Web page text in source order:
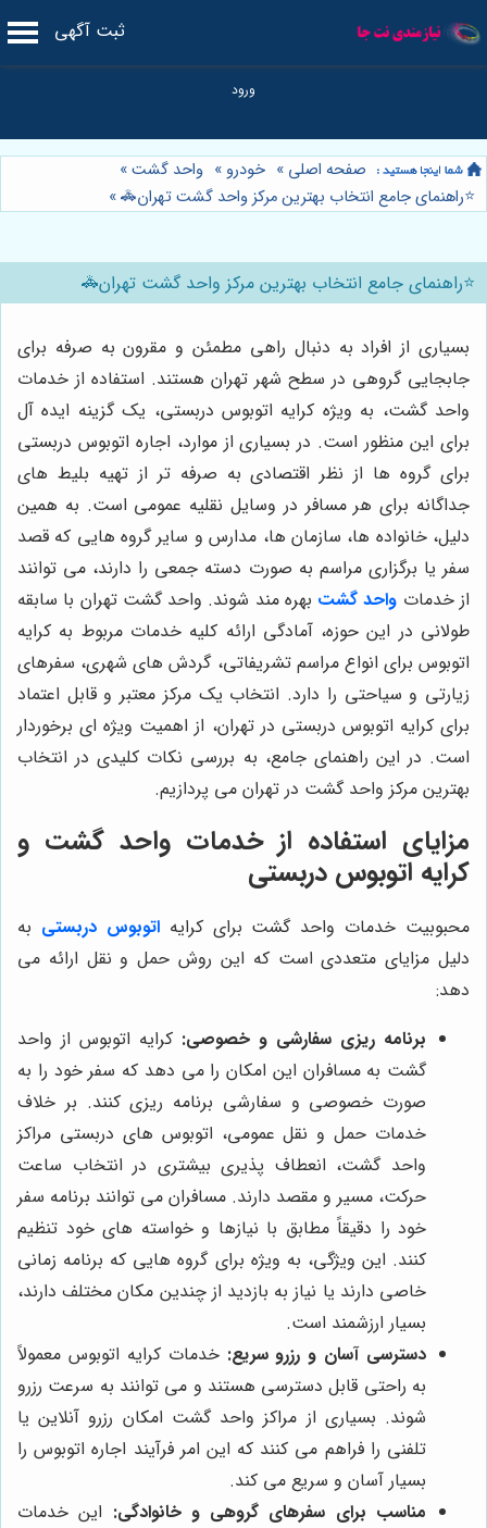
ثبت آگهی
صفحه اصلی » خودرو » واحد گشت»
⭐️راهنمای جامع انتخاب بهترین مرکز واحد گشت تهران🚓»
⭐️راهنمای جامع انتخاب بهترین مرکز واحد گشت تهران🚓
بسیاری از افراد به دنبال راهی مطمئن و مقرون به صرفه برای
جابجایی گروهی در سطح شهر تهران هستند. استفاده از خدمات
واحد گشت، به ویژه کرایه اتوبوس دربستی، یک گزینه ایده آل
برای این منظور است. در بسیاری از موارد، اجاره اتوبوس دربستی
برای گروه ها از نظر اقتصادی به صرفه تر از تهیه بلیط های
جداگانه برای هر مسافر در وسایل نقلیه عمومی است. به همین
دلیل، خانواده ها، سازمان ها، مدارس و سایر گروه هایی که قصد
سفر یا برگزاری مراسم به صورت دسته جمعی را دارند، می توانند
از خدمات واحد گشت بهره مند شوند. واحد گشت تهران با سابقه
طولانی در این حوزه، آمادگی ارائه کلیه خدمات مربوط به کرایه
اتوبوس برای انواع مراسم تشریفاتی، گردش های شهری، سفرهای
زیارتی و سیاحتی را دارد. انتخاب یک مرکز معتبر و قابل اعتماد
برای کرایه اتوبوس دربستی در تهران، از اهمیت ویژه ای برخوردار
است. در این راهنمای جامع، به بررسی نکات کلیدی در انتخاب
بهترین مرکز واحد گشت در تهران می پردازیم.
مزایای استفاده از خدمات واحد گشت و
کرایه اتوبوس دربستی
محبوبیت خدمات واحد گشت برای کرایهاتوبوس دربستی به
دلیل مزایای متعددی است که این روش حمل و نقل ارائه می
دهد:
برنامه ریزی سفارشی و خصوصی: کرایه اتوبوس از واحد
گشت به مسافران این امکان را می دهد که سفر خود را به
صورت خصوصی و سفارشی برنامه ریزی کنند. بر خلاف
خدمات حمل و نقل عمومی، اتوبوس های دربستی مراکز
واحد گشت، انعطاف پذیری بیشتری در انتخاب ساعت
حرکت، مسیر و مقصد دارند. مسافران می توانند برنامه سفر
خود را دقیقاً مطابق با نیازها و خواسته های خود تنظیم
کنند. این ویژگی، به ویژه برای گروه هایی که برنامه زمانی
خاصی دارند یا نیاز به بازدید از چندین مکان مختلف دارند،
بسیار ارزشمند است.
دسترسی آسان و رزرو سریع: خدمات کرایه اتوبوس معمولاً
به راحتی قابل دسترسی هستند و می توانند به سرعت رزرو
شوند. بسیاری از مراکز واحد گشت امکان رزرو آنلاین یا
تلفنی را فراهم می کنند که این امر فرآیند اجاره اتوبوس را
بسیار آسان و سریع می کند.
مناسب برای سفرهای گروهی و خانوادگی: این خدمات